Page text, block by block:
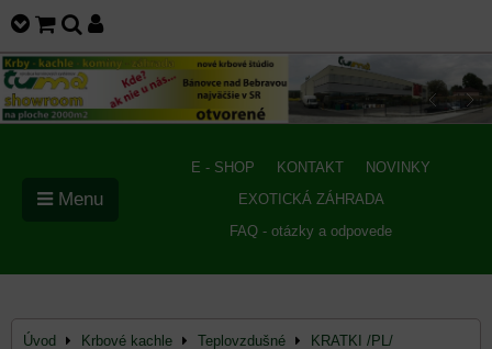
E - SHOP KONTAKT
NOVINKY
EXOTICKÁ ZÁHRADA
FAQ - otázky a odpovede
Menu
Úvod Krbové kachle Teplovzdušné KRATKI /PL/